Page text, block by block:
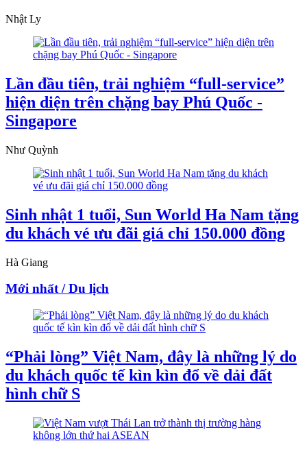
Nhật Ly
Lần đầu tiên, trải nghiệm “full-service”
hiện diện trên chặng bay Phú Quốc -
Singapore
Như Quỳnh
Sinh nhật 1 tuổi, Sun World Ha Nam tặng
du khách vé ưu đãi giá chỉ 150.000 đồng
Hà Giang
Mới nhất / Du lịch
“Phải lòng” Việt Nam, đây là những lý do
du khách quốc tế kìn kìn đổ về dải đất
hình chữ S